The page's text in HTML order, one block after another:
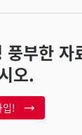
풍부한 자
오.
입!